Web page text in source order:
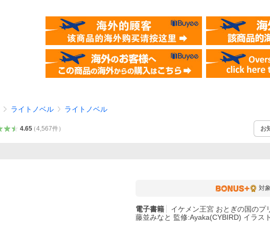
ライトノベル ライトノベル
4.65（4,567件） お
対象
電子書籍
イケメン王宮 おとぎの国のプ
藤並みなと 監修:Ayaka(CYBIRD) イラス